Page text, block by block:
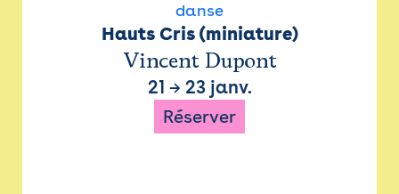
danse
Hauts Cris (miniature)
Vincent Dupont
21 → 23 janv.
Réserver